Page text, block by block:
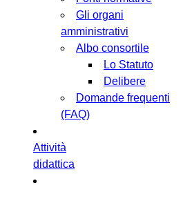
Gli organi
amministrativi
Albo consortile
Lo Statuto
Delibere
Domande frequenti
(FAQ)
Attività
didattica